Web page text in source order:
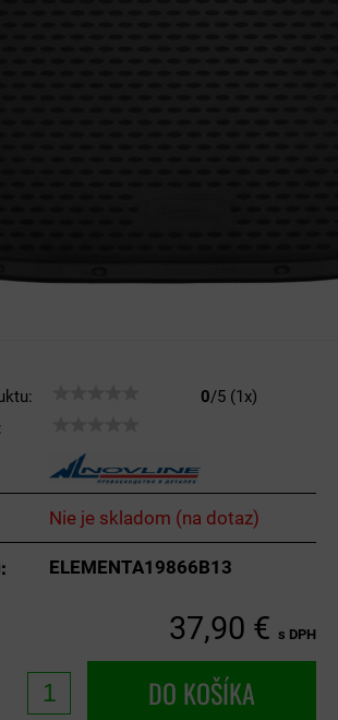
0/5 (1x)
Nie je skladom (na dotaz)
ELEMENTA19866B13
37,90 € s DPH
DO KOŠÍKA